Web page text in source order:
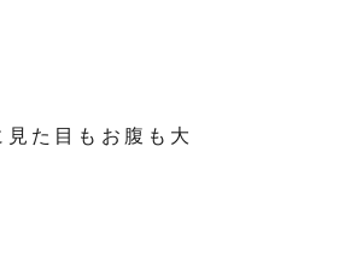
た目もお腹も大